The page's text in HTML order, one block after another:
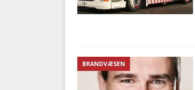
BRANDVÆSEN